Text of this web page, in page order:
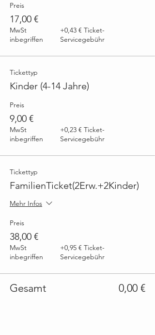
Preis
17,00 €
MwSt
inbegriffen
+0,43 € Ticket-
Servicegebühr
Tickettyp
Kinder (4-14 Jahre)
Preis
9,00 €
MwSt
inbegriffen
+0,23 € Ticket-
Servicegebühr
Tickettyp
FamilienTicket(2Erw.+2Kinder)
Mehr Infos
Preis
38,00 €
MwSt
inbegriffen
+0,95 € Ticket-
Servicegebühr
Gesamt 0,00 €